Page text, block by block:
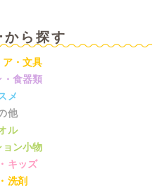
から探す
ア・文具
・食器類
メ
他
ル
ョン小物
キッズ
洗剤